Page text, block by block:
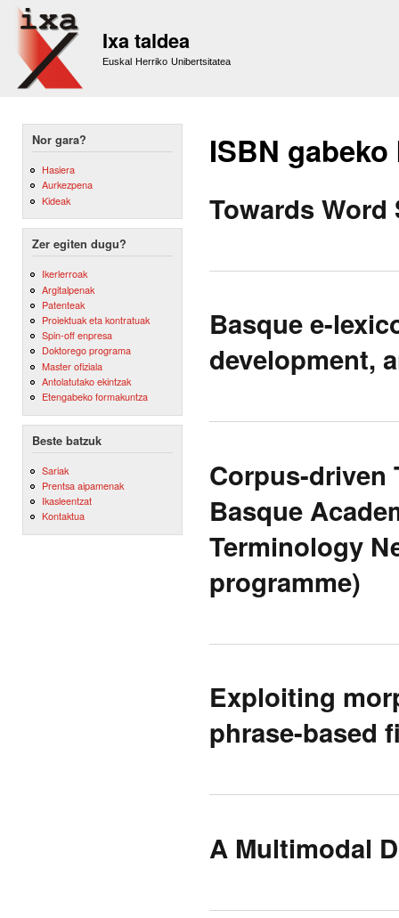
Ixa taldea
Euskal Herriko Unibertsitatea
Nor gara?
Hasiera
Aurkezpena
Kideak
Zer egiten dugu?
Ikerlerroak
Argitalpenak
Patenteak
Proiektuak eta kontratuak
Spin-off enpresa
Doktorego programa
Master ofiziala
Antolatutako ekintzak
Etengabeko formakuntza
Beste batzuk
Sariak
Prentsa aipamenak
Ikasleentzat
Kontaktua
ISBN
Towards
Basque e-
development,
Corpus-driven
Basque
Terminology
programme)
Exploiting
phrase-based
A Multimodal